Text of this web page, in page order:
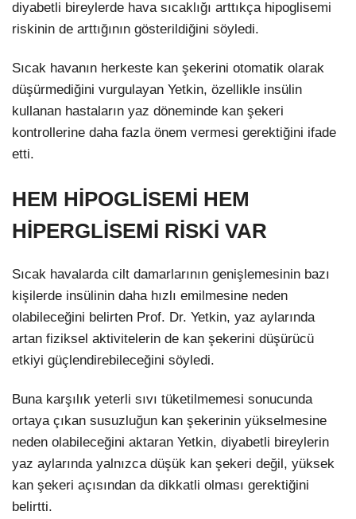
diyabetli bireylerde hava sıcaklığı arttıkça hipoglisemi
riskinin de arttığının gösterildiğini söyledi.
Sıcak havanın herkeste kan şekerini otomatik olarak
düşürmediğini vurgulayan Yetkin, özellikle insülin
kullanan hastaların yaz döneminde kan şekeri
kontrollerine daha fazla önem vermesi gerektiğini ifade
etti.
HEM HİPOGLİSEMİ HEM
HİPERGLİSEMİ RİSKİ VAR
Sıcak havalarda cilt damarlarının genişlemesinin bazı
kişilerde insülinin daha hızlı emilmesine neden
olabileceğini belirten Prof. Dr. Yetkin, yaz aylarında
artan fiziksel aktivitelerin de kan şekerini düşürücü
etkiyi güçlendirebileceğini söyledi.
Buna karşılık yeterli sıvı tüketilmemesi sonucunda
ortaya çıkan susuzluğun kan şekerinin yükselmesine
neden olabileceğini aktaran Yetkin, diyabetli bireylerin
yaz aylarında yalnızca düşük kan şekeri değil, yüksek
kan şekeri açısından da dikkatli olması gerektiğini
belirtti.